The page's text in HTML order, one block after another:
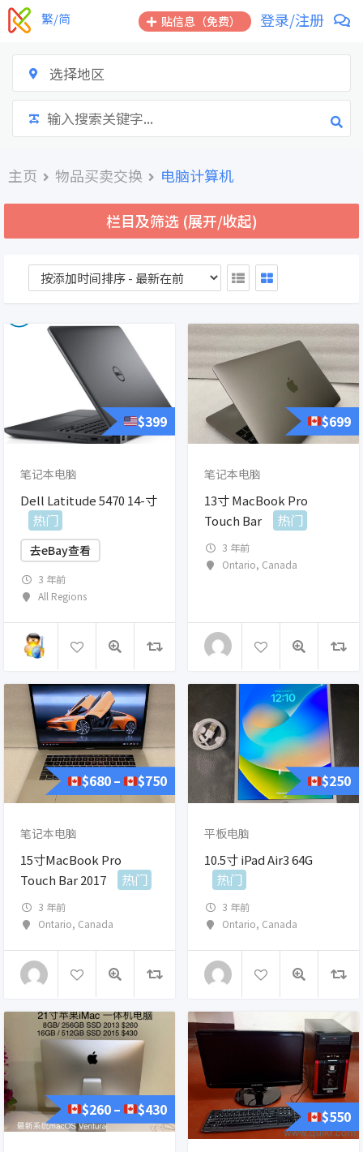
跳
到
贴信息（免费） 登录/注册
繁/简
选择地区
主页 物品买卖交换 电脑计算机
栏目及筛选 (展开/收起)
$399
笔记本电脑
Dell Latitude 5470 14-寸
热门
去eBay查看
3 年前
All Regions
$699
笔记本电脑
13寸 MacBook Pro
Touch Bar
热门
3 年前
Ontario, Canada
$680 – $750
笔记本电脑
15寸MacBook Pro
Touch Bar 2017
热门
3 年前
Ontario, Canada
$250
平板电脑
10.5寸 iPad Air3 64G
热门
3 年前
Ontario, Canada
$260 – $430 $550